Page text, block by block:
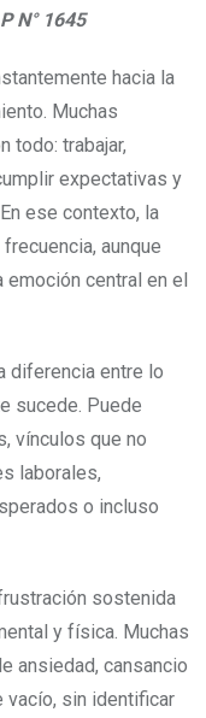
N° 1645
hacia la
Muchas
todo: trabajar,
expectativas y
ese contexto, la
aunque
central en el
diferencia entre lo
sucede. Puede
vínculos que no
laborales,
o incluso
sostenida
y física. Muchas
ansiedad, cansancio
vacío, sin identificar